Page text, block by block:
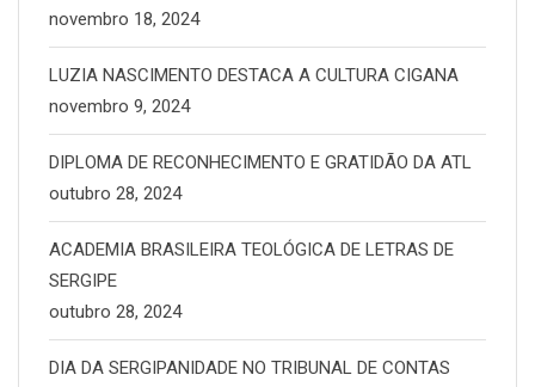
novembro 18, 2024
LUZIA NASCIMENTO DESTACA A CULTURA CIGANA
novembro 9, 2024
DIPLOMA DE RECONHECIMENTO E GRATIDÃO DA ATL
outubro 28, 2024
ACADEMIA BRASILEIRA TEOLÓGICA DE LETRAS DE
SERGIPE
outubro 28, 2024
DIA DA SERGIPANIDADE NO TRIBUNAL DE CONTAS